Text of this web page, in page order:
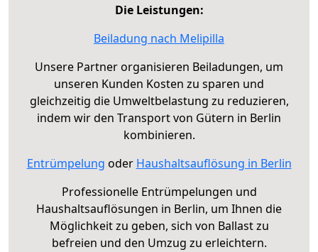
Die Leistungen:
Beiladung nach Melipilla
Unsere Partner organisieren Beiladungen, um
unseren Kunden Kosten zu sparen und
gleichzeitig die Umweltbelastung zu reduzieren,
indem wir den Transport von Gütern in Berlin
kombinieren.
Entrümpelung oder Haushaltsauflösung in Berlin
Professionelle Entrümpelungen und
Haushaltsauflösungen in Berlin, um Ihnen die
Möglichkeit zu geben, sich von Ballast zu
befreien und den Umzug zu erleichtern.